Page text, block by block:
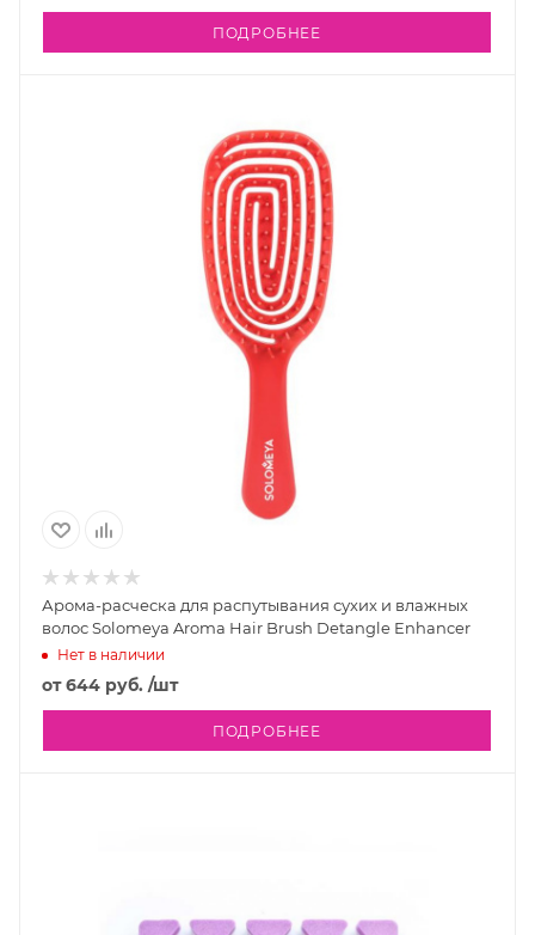
ПОДРОБНЕЕ
Арома-расческа для распутывания сухих и влажных
волос Solomeya Aroma Hair Brush Detangle Enhancer
Нет в наличии
от644 руб. /шт
ПОДРОБНЕЕ